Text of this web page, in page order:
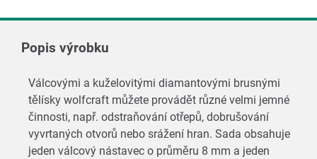
Popis výrobku
Válcovými a kuželovitými diamantovými brusnými
tělísky wolfcraft můžete provádět různé velmi jemné
činnosti, např. odstraňování otřepů, dobrušování
vyvrtaných otvorů nebo srážení hran. Sada obsahuje
jeden válcový nástavec o průměru 8 mm a jeden